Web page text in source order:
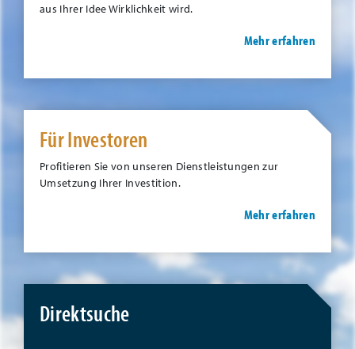
aus Ihrer Idee Wirklichkeit wird.
Mehr erfahren
Für Investoren
Profitieren Sie von unseren Dienstleistungen zur
Umsetzung Ihrer Investition.
Mehr erfahren
Direktsuche